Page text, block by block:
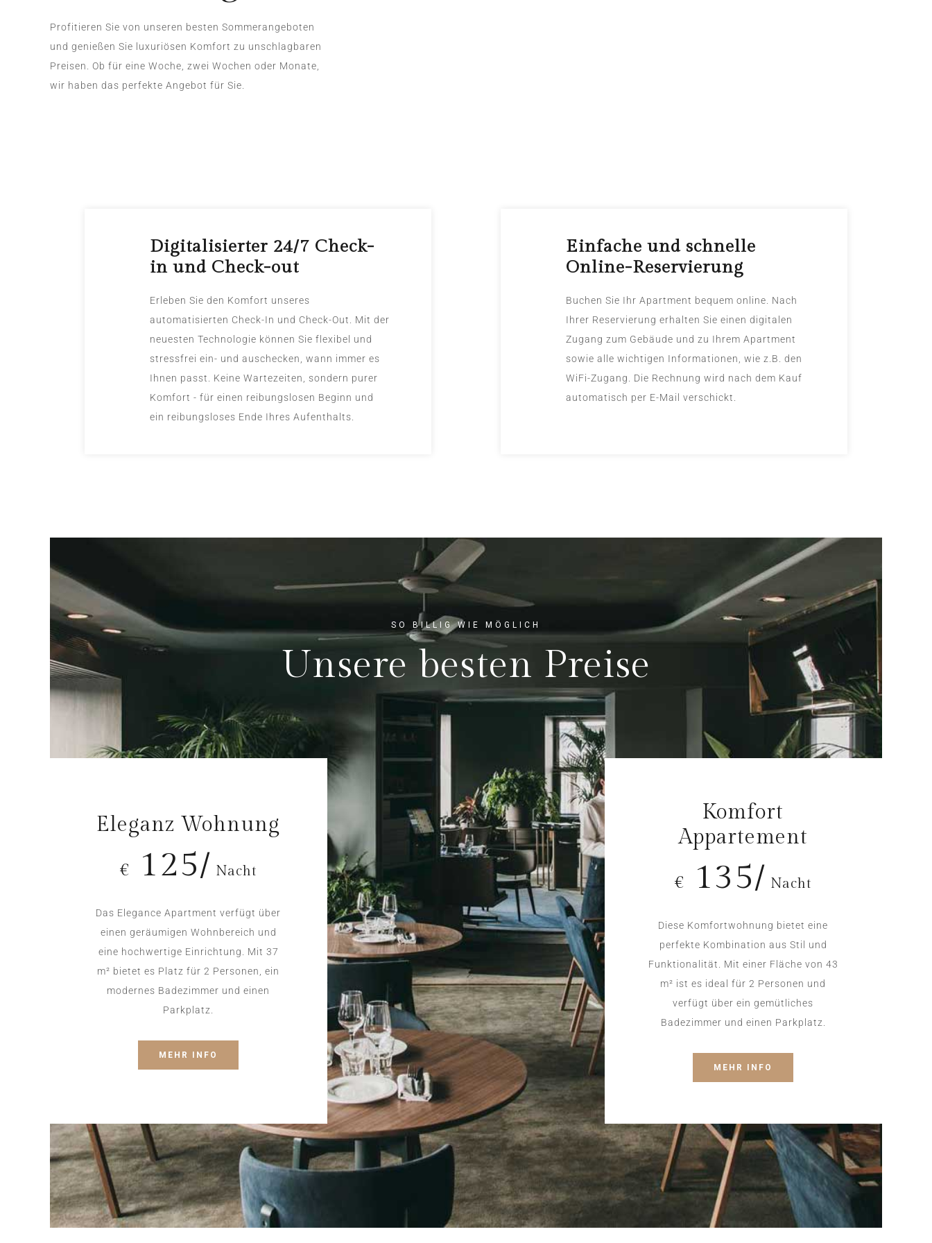
Profitieren Sie von unseren besten Sommerangeboten
und genießen Sie luxuriösen Komfort zu unschlagbaren
Preisen. Ob für eine Woche, zwei Wochen oder Monate,
wir haben das perfekte Angebot für Sie.
Digitalisierter 24/7 Check-
in und Check-out
Erleben Sie den Komfort unseres
automatisierten Check-In und Check-Out. Mit der
neuesten Technologie können Sie flexibel und
stressfrei ein- und auschecken, wann immer es
Ihnen passt. Keine Wartezeiten, sondern purer
Komfort - für einen reibungslosen Beginn und
ein reibungsloses Ende Ihres Aufenthalts.
Einfache und schnelle
Online-Reservierung
Buchen Sie Ihr Apartment bequem online. Nach
Ihrer Reservierung erhalten Sie einen digitalen
Zugang zum Gebäude und zu Ihrem Apartment
sowie alle wichtigen Informationen, wie z.B. den
WiFi-Zugang. Die Rechnung wird nach dem Kauf
automatisch per E-Mail verschickt.
SO BILLIG WIE MÖGLICH
Unsere besten Preise
Eleganz Wohnung
€ 125/ Nacht
Das Elegance Apartment verfügt über
einen geräumigen Wohnbereich und
eine hochwertige Einrichtung. Mit 37
m² bietet es Platz für 2 Personen, ein
modernes Badezimmer und einen
Parkplatz.
MEHR INFO
Komfort
Appartement
€ 135/ Nacht
Diese Komfortwohnung bietet eine
perfekte Kombination aus Stil und
Funktionalität. Mit einer Fläche von 43
m² ist es ideal für 2 Personen und
verfügt über ein gemütliches
Badezimmer und einen Parkplatz.
MEHR INFO